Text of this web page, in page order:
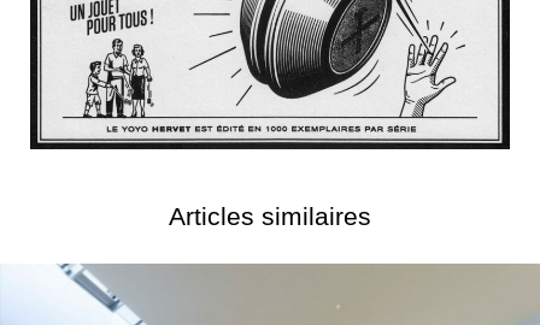
Articles similaires